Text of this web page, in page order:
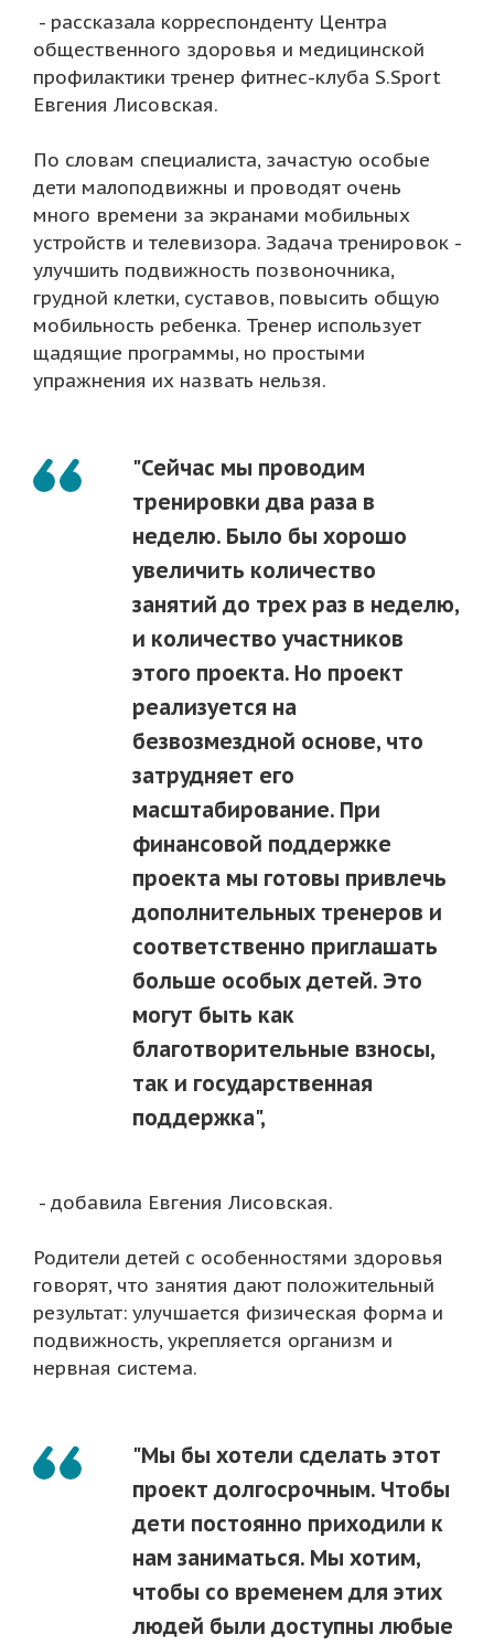
- рассказала корреспонденту Центра
общественного здоровья и медицинской
профилактики тренер фитнес-клуба S.Sport
Евгения Лисовская.
По словам специалиста, зачастую особые
дети малоподвижны и проводят очень
много времени за экранами мобильных
устройств и телевизора. Задача тренировок -
улучшить подвижность позвоночника,
грудной клетки, суставов, повысить общую
мобильность ребенка. Тренер использует
щадящие программы, но простыми
упражнения их назвать нельзя.
"Сейчас мы проводим
тренировки два раза в
неделю. Было бы хорошо
увеличить количество
занятий до трех раз в неделю,
и количество участников
этого проекта. Но проект
реализуется на
безвозмездной основе, что
затрудняет его
масштабирование. При
финансовой поддержке
проекта мы готовы привлечь
дополнительных тренеров и
соответственно приглашать
больше особых детей. Это
могут быть как
благотворительные взносы,
так и государственная
поддержка",
- добавила Евгения Лисовская.
Родители детей с особенностями здоровья
говорят, что занятия дают положительный
результат: улучшается физическая форма и
подвижность, укрепляется организм и
нервная система.
"Мы бы хотели сделать этот
проект долгосрочным. Чтобы
дети постоянно приходили к
нам заниматься. Мы хотим,
чтобы со временем для этих
людей были доступны любые